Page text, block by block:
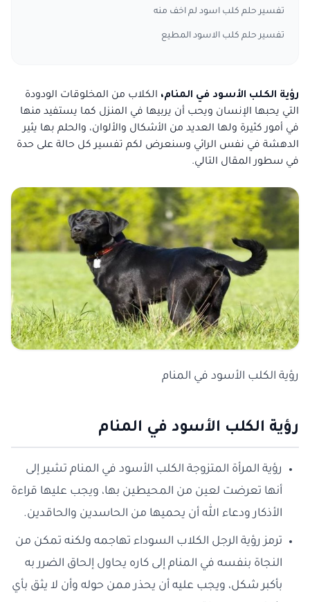
تفسير حلم كلب اسود لم اخف منه
تفسير حلم كلب الاسود المطيع
رؤية الكلب الأسود في المنام، الكلاب من المخلوقات الودودة
التي يحبها الإنسان ويحب أن يربيها في المنزل كما يستفيد منها
في أمور كثيرة ولها العديد من الأشكال والألوان، والحلم بها يثير
الدهشة في نفس الرائي وسنعرض لكم تفسير كل حالة على حدة
في سطور المقال التالي.
رؤية الكلب الأسود في المنام
رؤية الكلب الأسود في المنام
رؤية المرأة المتزوجة الكلب الأسود في المنام تشير إلى
أنها تعرضت لعين من المحيطين بها، ويجب عليها قراءة
الأذكار ودعاء الله أن يحميها من الحاسدين والحاقدين.
ترمز رؤية الرجل الكلاب السوداء تهاجمه ولكنه تمكن من
النجاة بنفسه في المنام إلى كاره يحاول إلحاق الضرر به
بأكبر شكل، ويجب عليه أن يحذر ممن حوله وأن لا يثق بأي